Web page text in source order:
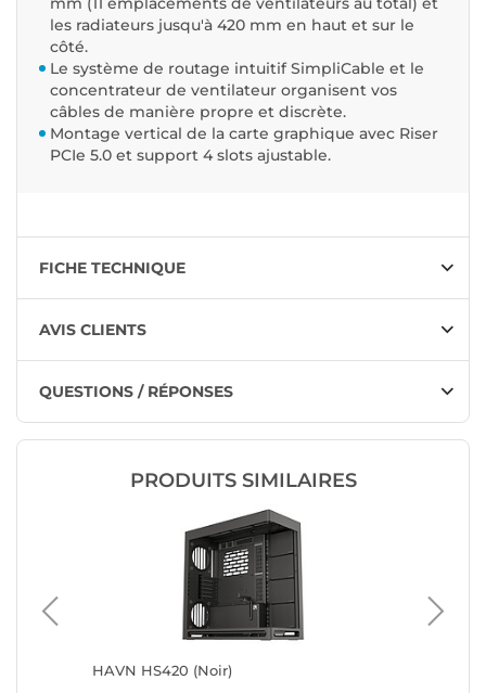
les radiateurs jusqu'à 420 mm en haut et sur le
côté.
Le système de routage intuitif SimpliCable et le
concentrateur de ventilateur organisent vos
câbles de manière propre et discrète.
Montage vertical de la carte graphique avec Riser
PCIe 5.0 et support 4 slots ajustable.
FICHE TECHNIQUE
AVIS CLIENTS
QUESTIONS / RÉPONSES
PRODUITS SIMILAIRES
HAVN HS420 (Noir)